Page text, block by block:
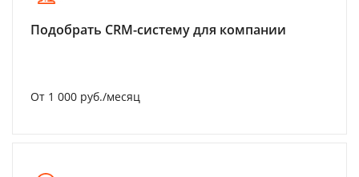
Подобрать CRM-систему для компании
От 1 000 руб./месяц